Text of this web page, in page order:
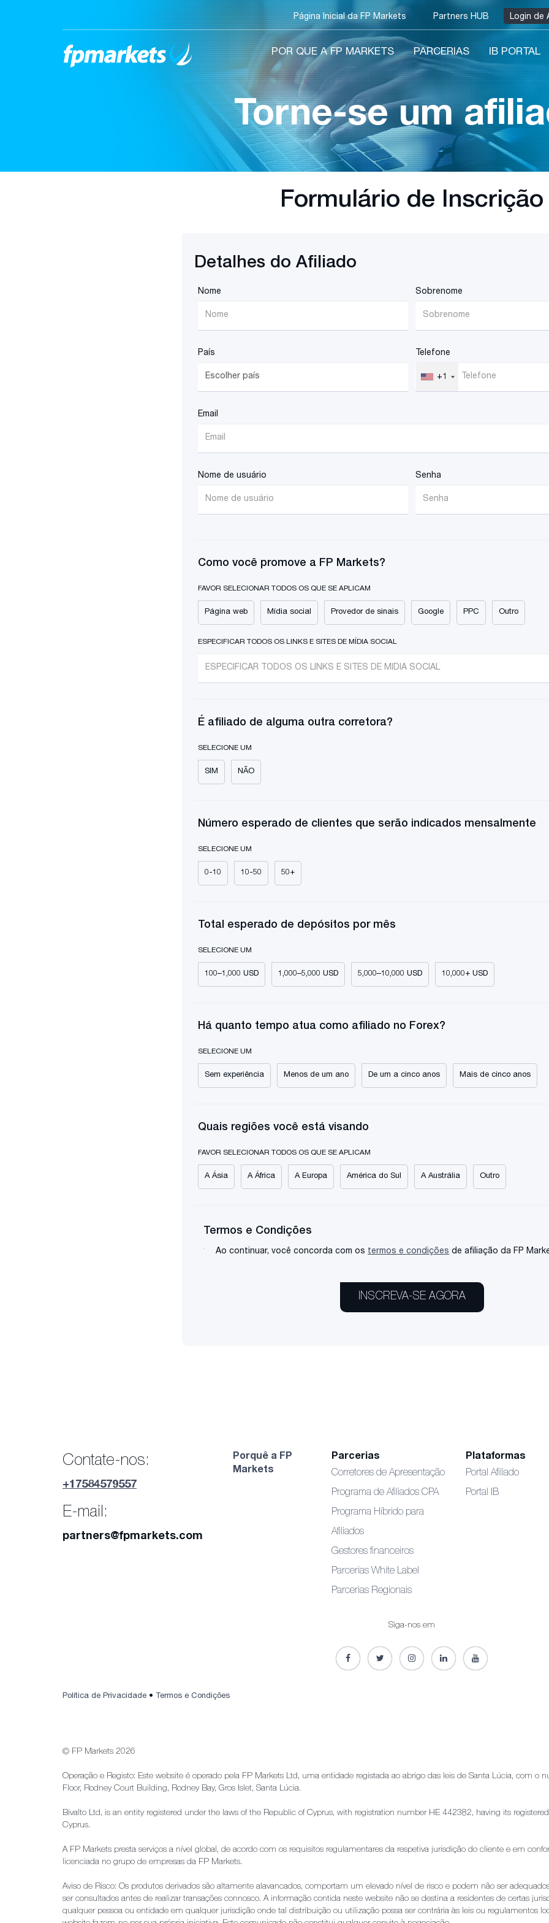
Página Inicial da FP Markets Partners HUB Login de
POR QUE A FP MARKETS PARCERIAS IB PORTAL
Torne-se um
Formulário de Inscrição
Detalhes do Afiliado
Nome Sobrenome
País Telefone
+1
Email
Nome de usuário Senha
Como você promove a FP Markets?
FAVOR SELECIONAR TODOS OS QUE SE APLICAM
Página web Mídia social Provedor de sinais Google PPC Outro
ESPECIFICAR TODOS OS LINKS E SITES DE MÍDIA SOCIAL
É afiliado de alguma outra corretora?
SELECIONE UM
SIM NÃO
Número esperado de clientes que serão indicados mensalmente
SELECIONE UM
0-10 10-50 50+
Total esperado de depósitos por mês
SELECIONE UM
100–1,000 USD 1,000–5,000 USD 5,000–10,000 USD 10,000+ USD
Há quanto tempo atua como afiliado no Forex?
SELECIONE UM
Sem experiência Menos de um ano De um a cinco anos Mais de cinco anos
Quais regiões você está visando
FAVOR SELECIONAR TODOS OS QUE SE APLICAM
A Ásia A África A Europa América do Sul A Austrália Outro
Termos e Condições
Ao continuar, você concorda com os termos e condições de afiliação da FP
INSCREVA-SE AGORA
Contate-nos:
+17584579557
E-mail:
partners@fpmarkets.com
Porquê a FP
Markets
Parcerias
Corretores de Apresentação
Programa de Afiliados CPA
Programa Híbrido para
Afiliados
Gestores financeiros
Parcerias White Label
Parcerias Regionais
Plataformas
Portal Afiliado
Portal IB
Siga-nos em
Política de Privacidade • Termos e Condições
© FP Markets 2026
Operação e Registo: Este website é operado pela FP Markets Ltd, uma entidade registada ao abrigo das leis de Santa Lúcia, com
Floor, Rodney Court Building, Rodney Bay, Gros Islet, Santa Lúcia.
Bivalto Ltd, is an entity registered under the laws of the Republic of Cyprus, with registration number HE 442382, having its
Cyprus.
A FP Markets presta serviços a nível global, de acordo com os requisitos regulamentares da respetiva jurisdição do cliente e em
licenciada no grupo de empresas da FP Markets.
Aviso de Risco: Os produtos derivados são altamente alavancados, comportam um elevado nível de risco e podem não ser
ser consultados antes de realizar transações connosco. A informação contida neste website não se destina a residentes de certas
qualquer pessoa ou entidade em qualquer jurisdição onde tal distribuição ou utilização possa ser contrária às leis ou regulamentos